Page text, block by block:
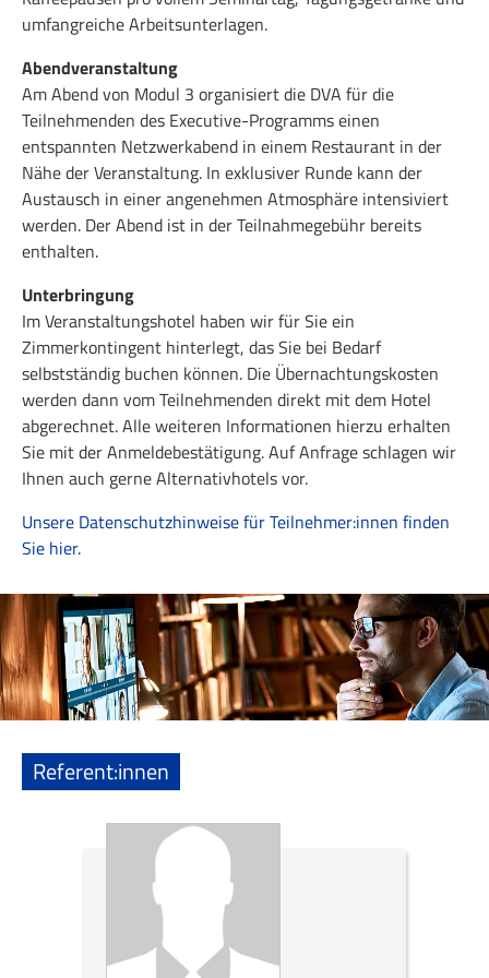
umfangreiche Arbeitsunterlagen.
Abendveranstaltung
Am Abend von Modul 3 organisiert die DVA für die
Teilnehmenden des Executive-Programms einen
entspannten Netzwerkabend in einem Restaurant in der
Nähe der Veranstaltung. In exklusiver Runde kann der
Austausch in einer angenehmen Atmosphäre intensiviert
werden. Der Abend ist in der Teilnahmegebühr bereits
enthalten.
Unterbringung
Im Veranstaltungshotel haben wir für Sie ein
Zimmerkontingent hinterlegt, das Sie bei Bedarf
selbstständig buchen können. Die Übernachtungskosten
werden dann vom Teilnehmenden direkt mit dem Hotel
abgerechnet. Alle weiteren Informationen hierzu erhalten
Sie mit der Anmeldebestätigung. Auf Anfrage schlagen wir
Ihnen auch gerne Alternativhotels vor.
Unsere Datenschutzhinweise für Teilnehmer:innen finden
Sie hier.
Referent:innen